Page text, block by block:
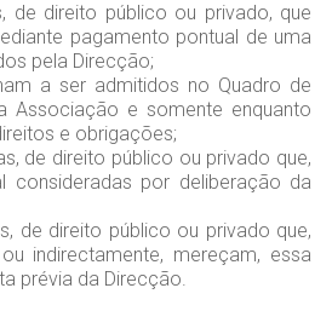
de direito público ou privado, que
pagamento pontual de uma
pela Direcção;
a ser admitidos no Quadro de
Associação e somente enquanto
e obrigações;
de direito público ou privado que,
por deliberação da
de direito público ou privado que,
indirectamente, mereçam, essa
prévia da Direcção.